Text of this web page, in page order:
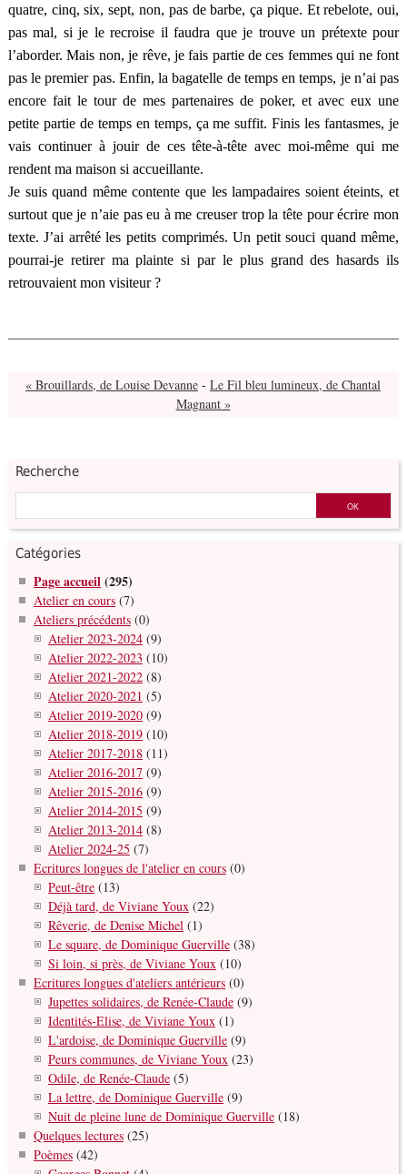
quatre, cinq, six, sept, non, pas de barbe, ça pique. Et rebelote, oui,
pas mal, si je le recroise il faudra que je trouve un prétexte pour
l’aborder. Mais non, je rêve, je fais partie de ces femmes qui ne font
pas le premier pas. Enfin, la bagatelle de temps en temps, je n’ai pas
encore fait le tour de mes partenaires de poker, et avec eux une
petite partie de temps en temps, ça me suffit. Finis les fantasmes, je
vais continuer à jouir de ces tête-à-tête avec moi-même qui me
rendent ma maison si accueillante.
Je suis quand même contente que les lampadaires soient éteints, et
surtout que je n’aie pas eu à me creuser trop la tête pour écrire mon
texte. J’ai arrêté les petits comprimés. Un petit souci quand même,
pourrai-je retirer ma plainte si par le plus grand des hasards ils
retrouvaient mon visiteur ?
« Brouillards, de Louise Devanne - Le Fil bleu lumineux, de Chantal
Magnant »
Recherche
Catégories
Page accueil(295)
Atelier en cours (7)
Ateliers précédents (0)
Atelier 2023-2024 (9)
Atelier 2022-2023 (10)
Atelier 2021-2022 (8)
Atelier 2020-2021 (5)
Atelier 2019-2020 (9)
Atelier 2018-2019 (10)
Atelier 2017-2018 (11)
Atelier 2016-2017 (9)
Atelier 2015-2016 (9)
Atelier 2014-2015 (9)
Atelier 2013-2014 (8)
Atelier 2024-25 (7)
Ecritures longues de l'atelier en cours (0)
Peut-être (13)
Déjà tard, de Viviane Youx (22)
Rêverie, de Denise Michel (1)
Le square, de Dominique Guerville (38)
Si loin, si près, de Viviane Youx (10)
Ecritures longues d'ateliers antérieurs (0)
Jupettes solidaires, de Renée-Claude (9)
Identités-Elise, de Viviane Youx (1)
L'ardoise, de Dominique Guerville (9)
Peurs communes, de Viviane Youx (23)
Odile, de Renée-Claude (5)
La lettre, de Dominique Guerville (9)
Nuit de pleine lune de Dominique Guerville (18)
Quelques lectures (25)
Poèmes (42)